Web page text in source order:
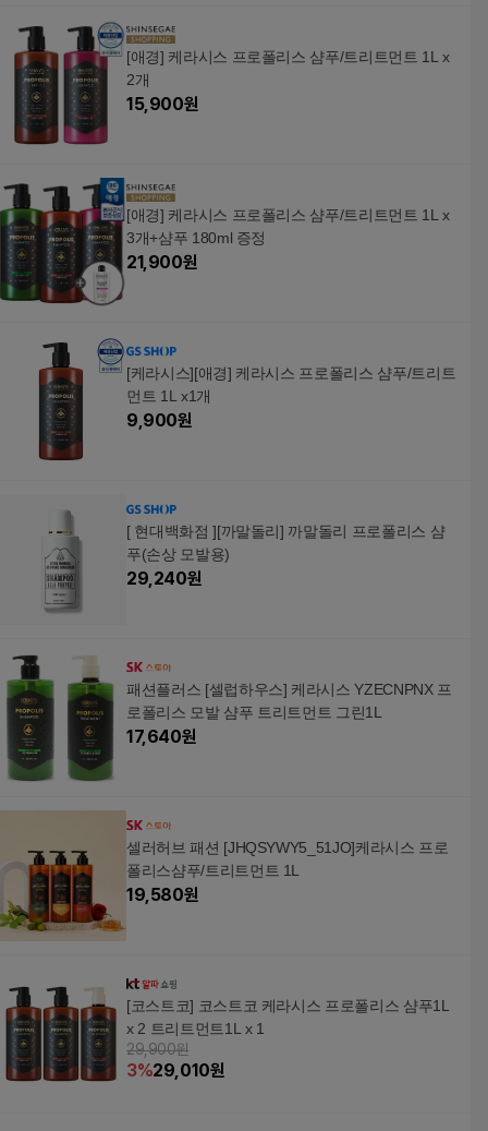
[애경] 케라시스 프로폴리스 샴푸/트리트먼트 1L x
2개
15,900원
[애경] 케라시스 프로폴리스 샴푸/트리트먼트 1L x
3개+샴푸 180ml 증정
21,900원
[케라시스][애경] 케라시스 프로폴리스 샴푸/트리트
먼트 1L x1개
9,900원
[ 현대백화점 ][까말돌리] 까말돌리 프로폴리스 샴
푸(손상 모발용)
29,240원
패션플러스 [셀럽하우스] 케라시스 YZECNPNX 프
로폴리스 모발 샴푸 트리트먼트 그린1L
17,640원
셀러허브 패션 [JHQSYWY5_51JO]케라시스 프로
폴리스샴푸/트리트먼트 1L
19,580원
[코스트코] 코스트코 케라시스 프로폴리스 샴푸1L
x 2 트리트먼트1L x 1
29,900원
3%29,010원